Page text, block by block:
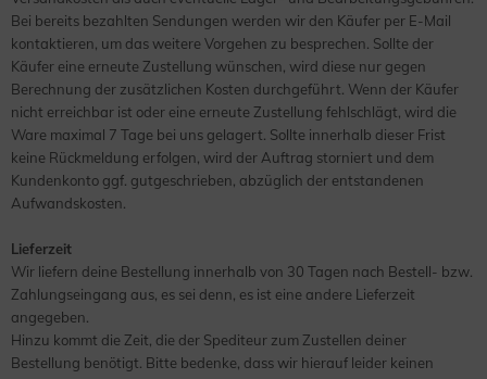
Bei bereits bezahlten Sendungen werden wir den Käufer per E-Mail
kontaktieren, um das weitere Vorgehen zu besprechen. Sollte der
Käufer eine erneute Zustellung wünschen, wird diese nur gegen
Berechnung der zusätzlichen Kosten durchgeführt. Wenn der Käufer
nicht erreichbar ist oder eine erneute Zustellung fehlschlägt, wird die
Ware maximal 7 Tage bei uns gelagert. Sollte innerhalb dieser Frist
keine Rückmeldung erfolgen, wird der Auftrag storniert und dem
Kundenkonto ggf. gutgeschrieben, abzüglich der entstandenen
Aufwandskosten.
Lieferzeit
Wir liefern deine Bestellung innerhalb von 30 Tagen nach Bestell- bzw.
Zahlungseingang aus, es sei denn, es ist eine andere Lieferzeit
angegeben.
Hinzu kommt die Zeit, die der Spediteur zum Zustellen deiner
Bestellung benötigt. Bitte bedenke, dass wir hierauf leider keinen